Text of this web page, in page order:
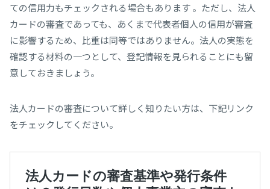
ての信用力もチェックされる場合もあります 。ただし、法人
カードの審査であっても、あくまで代表者個人の信用が審査
に影響するため、比重は同等ではありません。法人の実態を
確認する材料の一つとして、登記情報を見られることにも留
意しておきましょう。
法人カードの審査について詳しく知りたい方は、下記リンク
をチェックしてください。